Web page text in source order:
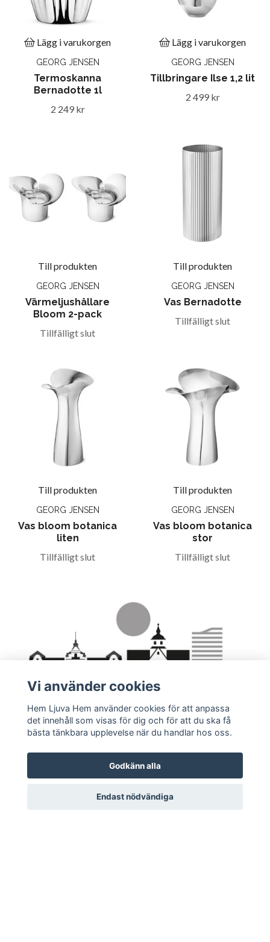
Lägg i varukorgen
GEORG JENSEN
Termoskanna
Bernadotte 1l
2 249 kr
Lägg i varukorgen
GEORG JENSEN
Tillbringare Ilse 1,2 lit
2 499 kr
Till produkten
GEORG JENSEN
Värmeljushållare
Bloom 2-pack
Tillfälligt slut
Till produkten
GEORG JENSEN
Vas Bernadotte
Tillfälligt slut
Till produkten
GEORG JENSEN
Vas bloom botanica
liten
Tillfälligt slut
Till produkten
GEORG JENSEN
Vas bloom botanica
stor
Tillfälligt slut
Anmäl dig till vårt nyhetsbrev
Vi använder cookies
Hem Ljuva Hem använder cookies för att anpassa
det innehåll som visas för dig och för att du ska få
bästa tänkbara upplevelse när du handlar hos oss.
Godkänn alla
Endast nödvändiga